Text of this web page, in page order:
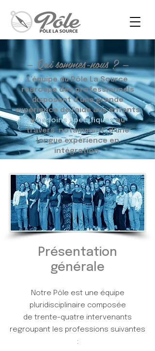
— Qui sommes-nous ? —
L’équipe du Pôle La Source
regroupe des professionnels
disposant d’une grande
expérience de l'aide aux enfants
àbesoins spécifiquesau
travers, notamment, d’une
longue expérience en
intégration.
Présentation
générale
Notre Pôle est une équipe
pluridisciplinaire composée
de trente-quatre intervenants
regroupant les professions suivantes
: